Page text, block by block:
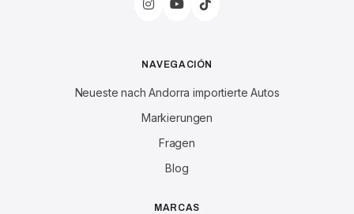
NAVEGACIÓN
Neueste nach Andorra importierte Autos
Markierungen
Fragen
Blog
MARCAS